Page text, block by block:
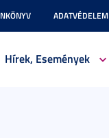
ADATVÉDELEM
Hírek, Események